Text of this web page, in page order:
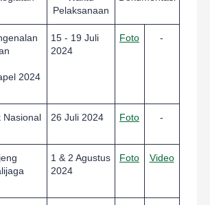
Pelaksanaan
2024
15 - 19 Juli
2024
Foto -
Nasional
26 Juli 2024 Foto -
1 & 2 Agustus
2024
Foto Video